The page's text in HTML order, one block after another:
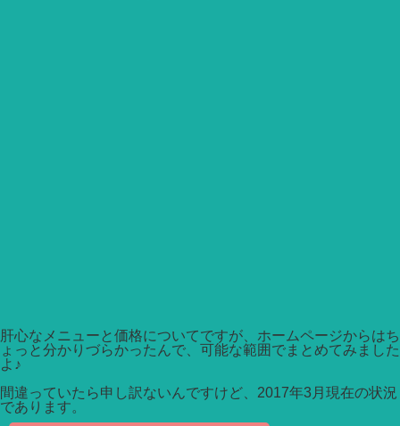
肝心なメニューと価格についてですが、ホームページからはち
ょっと分かりづらかったんで、可能な範囲でまとめてみました
よ♪
間違っていたら申し訳ないんですけど、2017年3月現在の状況
であります。